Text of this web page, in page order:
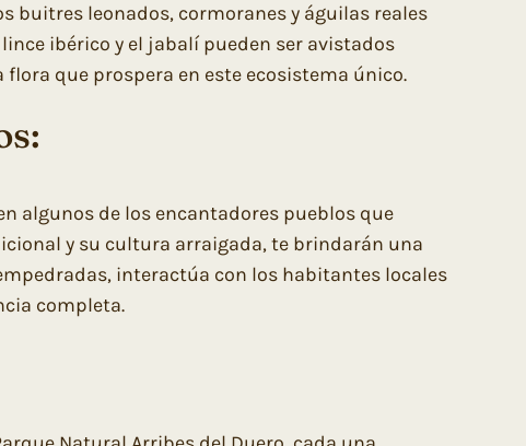
buitres leonados, cormoranes y águilas reales
ibérico y el jabalí pueden ser avistados
que prospera en este ecosistema único.
algunos de los encantadores pueblos que
y su cultura arraigada, te brindarán una
interactúa con los habitantes locales
completa.